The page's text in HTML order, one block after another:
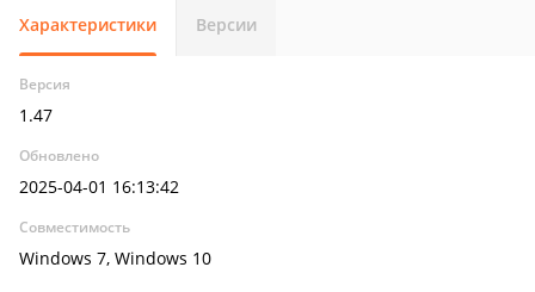
Характеристики Версии
Версия
1.47
Обновлено
2025-04-01 16:13:42
Совместимость
Windows 7, Windows 10